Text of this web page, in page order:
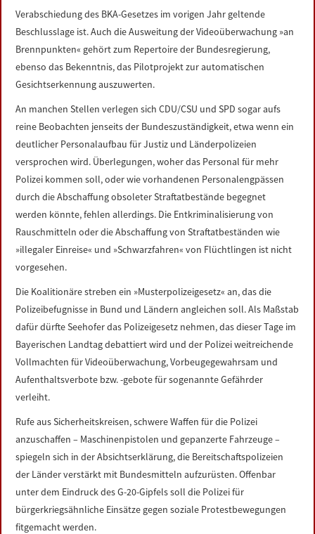
Verabschiedung des BKA-Gesetzes im vorigen Jahr geltende
Beschlusslage ist. Auch die Ausweitung der Videoüberwachung »an
Brennpunkten« gehört zum Repertoire der Bundesregierung,
ebenso das Bekenntnis, das Pilotprojekt zur automatischen
Gesichtserkennung auszuwerten.
An manchen Stellen verlegen sich CDU/CSU und SPD sogar aufs
reine Beobachten jenseits der Bundeszuständigkeit, etwa wenn ein
deutlicher Personalaufbau für Justiz und Länderpolizeien
versprochen wird. Überlegungen, woher das Personal für mehr
Polizei kommen soll, oder wie vorhandenen Personalengpässen
durch die Abschaffung obsoleter Straftatbestände begegnet
werden könnte, fehlen allerdings. Die Entkriminalisierung von
Rauschmitteln oder die Abschaffung von Straftatbeständen wie
»illegaler Einreise« und »Schwarzfahren« von Flüchtlingen ist nicht
vorgesehen.
Die Koalitionäre streben ein »Musterpolizeigesetz« an, das die
Polizeibefugnisse in Bund und Ländern angleichen soll. Als Maßstab
dafür dürfte Seehofer das Polizeigesetz nehmen, das dieser Tage im
Bayerischen Landtag debattiert wird und der Polizei weitreichende
Vollmachten für Videoüberwachung, Vorbeugegewahrsam und
Aufenthaltsverbote bzw. -gebote für sogenannte Gefährder
verleiht.
Rufe aus Sicherheitskreisen, schwere Waffen für die Polizei
anzuschaffen – Maschinenpistolen und gepanzerte Fahrzeuge –
spiegeln sich in der Absichtserklärung, die Bereitschaftspolizeien
der Länder verstärkt mit Bundesmitteln aufzurüsten. Offenbar
unter dem Eindruck des G-20-Gipfels soll die Polizei für
bürgerkriegsähnliche Einsätze gegen soziale Protestbewegungen
fitgemacht werden.